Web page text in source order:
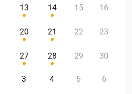
13 14 15 16
20 21 22 23
27 28 29 30
3 4 5 6